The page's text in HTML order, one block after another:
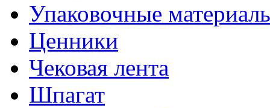
Упаковочные
Ценники
Чековая лента
Шпагат